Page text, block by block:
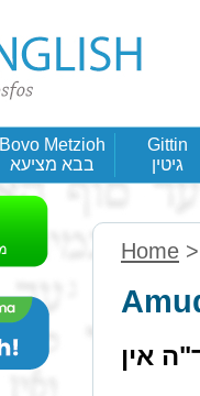
Bovo Metzioh
בבא מציעא
Gittin
גיטין
Home
אין